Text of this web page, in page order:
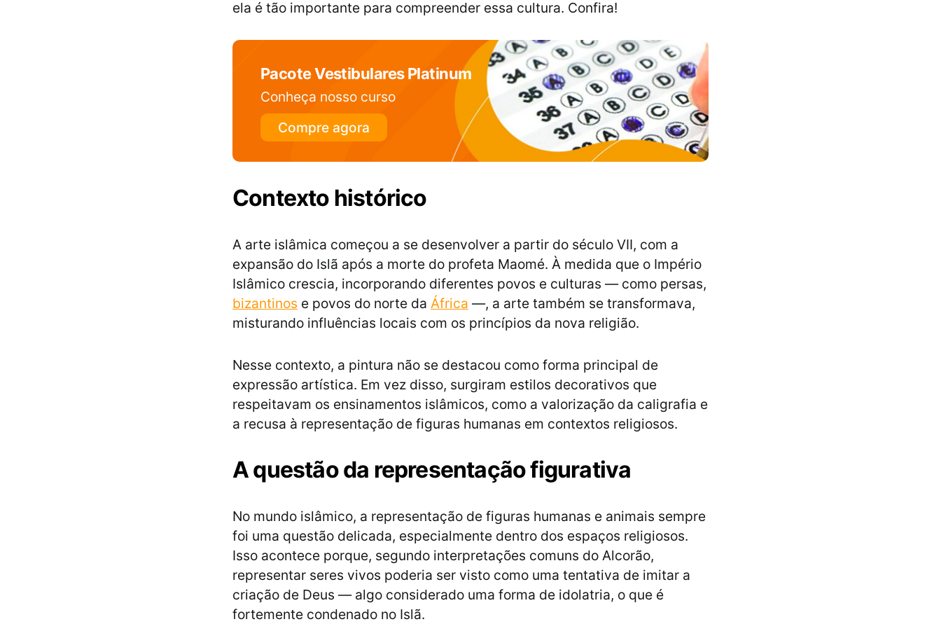
ela é tão importante para compreender essa cultura. Confira!
Pacote Vestibulares Platinum
Conheça nosso curso
Compre agora
Contexto histórico
A arte islâmica começou a se desenvolver a partir do século VII, com a
expansão do Islã após a morte do profeta Maomé. À medida que o Império
Islâmico crescia, incorporando diferentes povos e culturas — como persas,
bizantinos e povos do norte da África —, a arte também se transformava,
misturando influências locais com os princípios da nova religião.
Nesse contexto, a pintura não se destacou como forma principal de
expressão artística. Em vez disso, surgiram estilos decorativos que
respeitavam os ensinamentos islâmicos, como a valorização da caligrafia e
a recusa à representação de figuras humanas em contextos religiosos.
A questão da representação figurativa
No mundo islâmico, a representação de figuras humanas e animais sempre
foi uma questão delicada, especialmente dentro dos espaços religiosos.
Isso acontece porque, segundo interpretações comuns do Alcorão,
representar seres vivos poderia ser visto como uma tentativa de imitar a
criação de Deus — algo considerado uma forma de idolatria, o que é
fortemente condenado no Islã.